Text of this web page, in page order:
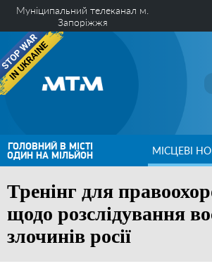
Муніципальний телеканал м.
Запоріжжя
ГОЛОВНИЙ В МІСТІ
ОДИН НА МІЛЬЙОН МІСЦЕВІ
Тренінг для
щодо розслідування
злочинів росії